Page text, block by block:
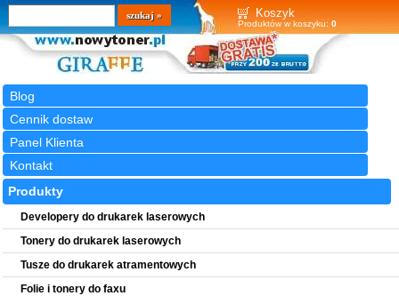
Koszyk
Produktów w koszyku: 0
Blog
Cennik dostaw
Panel Klienta
Kontakt
Wyszukiwarka
szukaj
Produkty
Developery do drukarek laserowych
Tonery do drukarek laserowych
Tusze do drukarek atramentowych
Folie i tonery do faxu